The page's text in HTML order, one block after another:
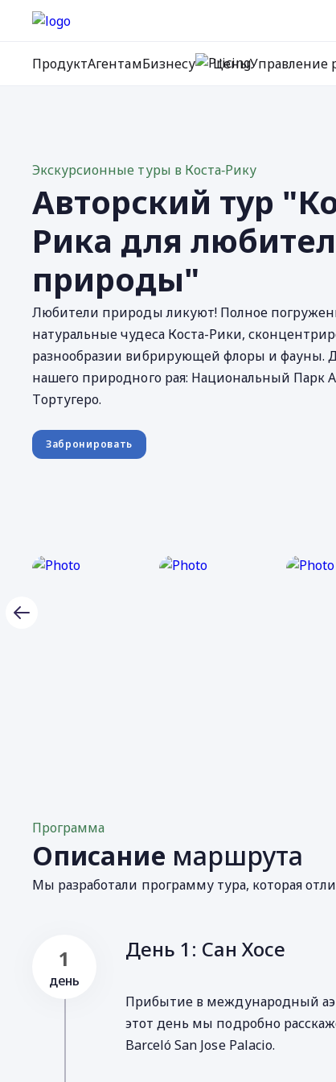
ПродуктАгентамБизнесу ЦеныУправление
Экскурсионные туры в Коста‐Рику
Авторский тур
Рика для
природы"
Любители природы ликуют! Полное
натуральные чудеса Коста-Рики,
разнообразии вибрирующей флоры и фауны.
нашего природного рая: Национальный Парк
Tортугеро.
Забронировать
Программа
Описание маршрута
Мы разработали программу тура, которая
1
день
День 1: Сан Хосе
Прибытие в международный
этот день мы подробно
Barceló San Jose Palacio.